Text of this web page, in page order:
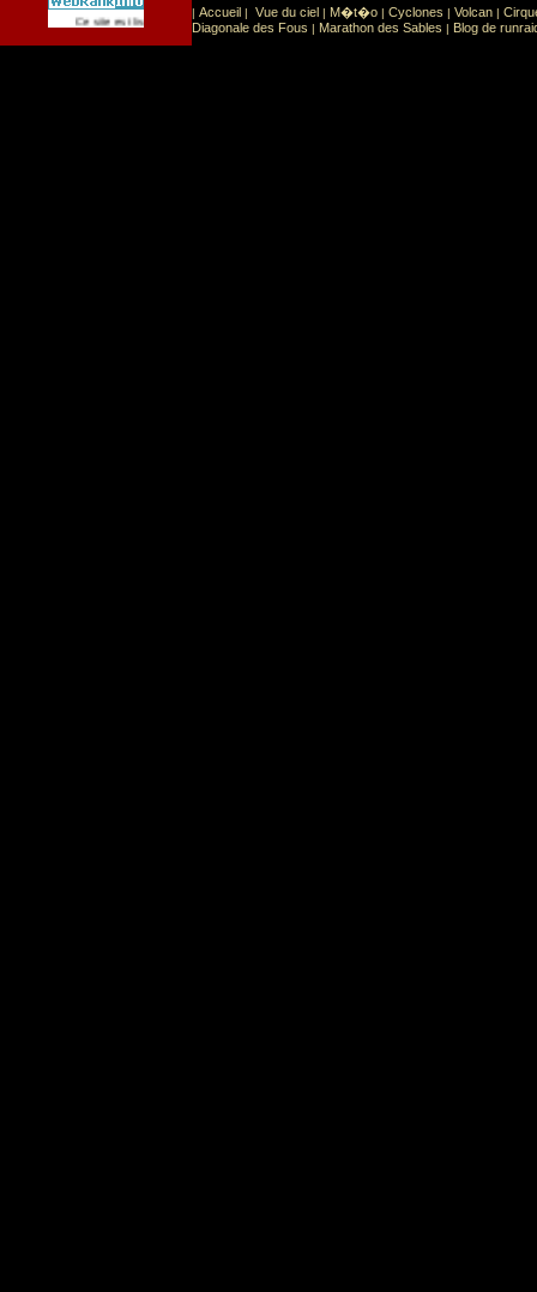
Ce site est list� dans la cat�gorie Sport: Sports extr�mes
| Accueil | Vue du ciel | M�t�o | Cyclones | Volcan |
Diagonale des Fous | Marathon des Sables | Blog de